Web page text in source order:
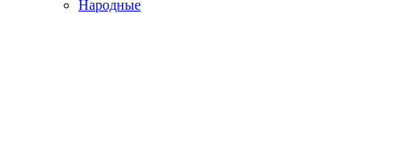
Народные